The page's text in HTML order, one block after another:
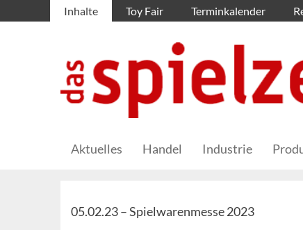
Inhalte Toy Fair Terminkalender
Aktuelles Handel Industrie
05.02.23 –Spielwarenmesse 2023